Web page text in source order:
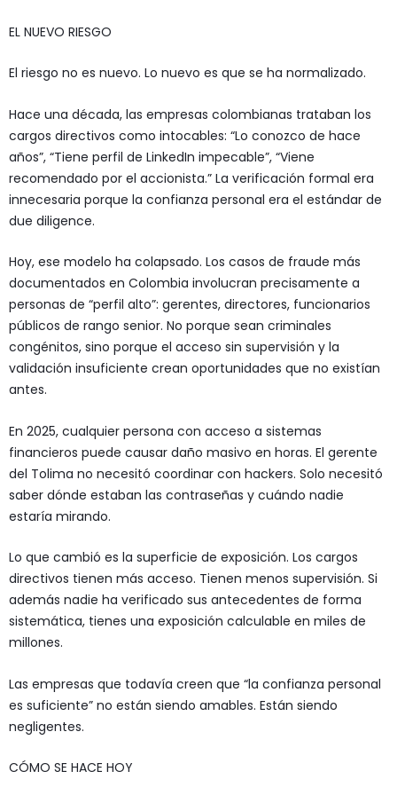
EL NUEVO RIESGO
El riesgo no es nuevo. Lo nuevo es que se ha normalizado.
Hace una década, las empresas colombianas trataban los
cargos directivos como intocables: “Lo conozco de hace
años”, “Tiene perfil de LinkedIn impecable”, “Viene
recomendado por el accionista.” La verificación formal era
innecesaria porque la confianza personal era el estándar de
due diligence.
Hoy, ese modelo ha colapsado. Los casos de fraude más
documentados en Colombia involucran precisamente a
personas de “perfil alto”: gerentes, directores, funcionarios
públicos de rango senior. No porque sean criminales
congénitos, sino porque el acceso sin supervisión y la
validación insuficiente crean oportunidades que no existían
antes.
En 2025, cualquier persona con acceso a sistemas
financieros puede causar daño masivo en horas. El gerente
del Tolima no necesitó coordinar con hackers. Solo necesitó
saber dónde estaban las contraseñas y cuándo nadie
estaría mirando.
Lo que cambió es la superficie de exposición. Los cargos
directivos tienen más acceso. Tienen menos supervisión. Si
además nadie ha verificado sus antecedentes de forma
sistemática, tienes una exposición calculable en miles de
millones.
Las empresas que todavía creen que “la confianza personal
es suficiente” no están siendo amables. Están siendo
negligentes.
CÓMO SE HACE HOY